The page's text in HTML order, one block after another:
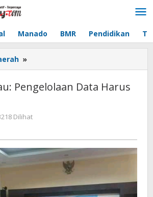
Manado BMR Pendidikan
»
Baubau:
Pengelolaan
Data
Simultan
Pengelolaan Data Harus
Dilihat